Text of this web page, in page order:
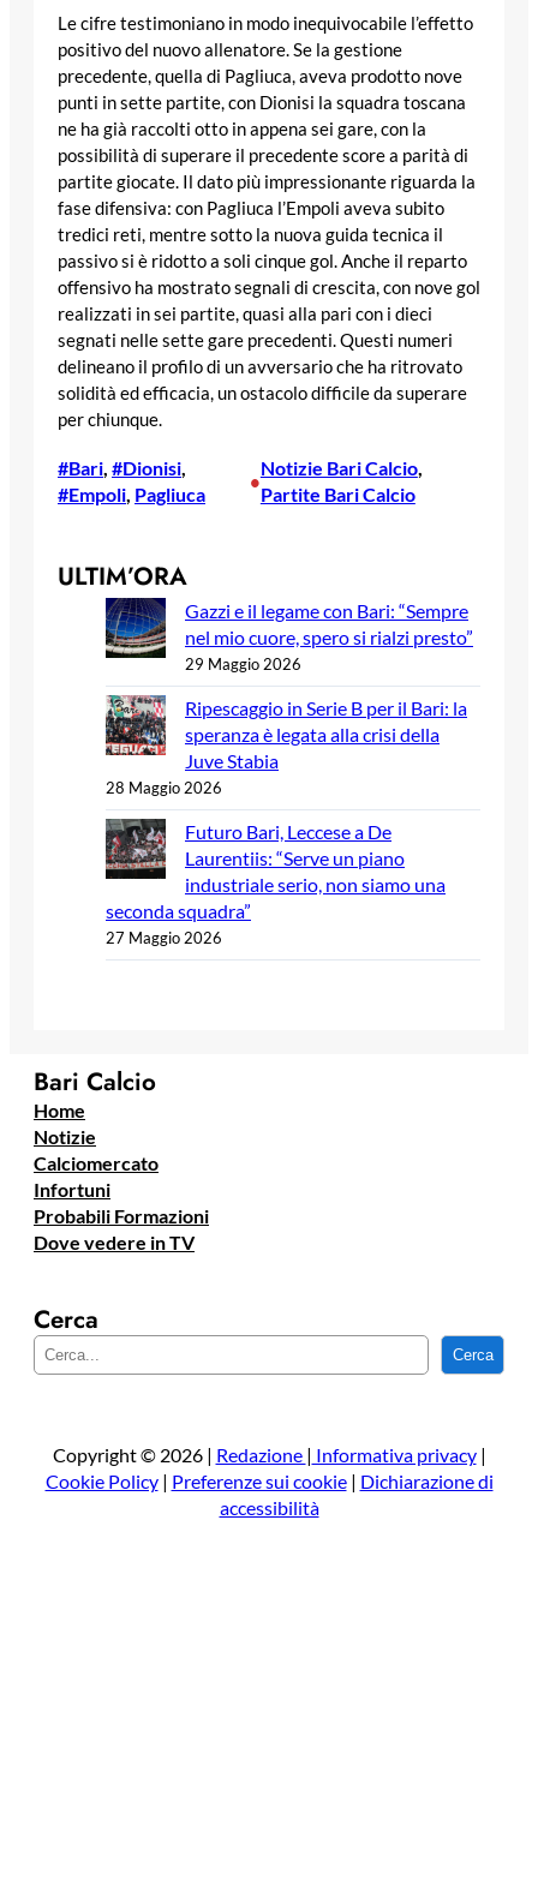
Le cifre testimoniano in modo inequivocabile l’effetto
positivo del nuovo allenatore. Se la gestione
precedente, quella di Pagliuca, aveva prodotto nove
punti in sette partite, con Dionisi la squadra toscana
ne ha già raccolti otto in appena sei gare, con la
possibilità di superare il precedente score a parità di
partite giocate. Il dato più impressionante riguarda la
fase difensiva: con Pagliuca l’Empoli aveva subito
tredici reti, mentre sotto la nuova guida tecnica il
passivo si è ridotto a soli cinque gol. Anche il reparto
offensivo ha mostrato segnali di crescita, con nove gol
realizzati in sei partite, quasi alla pari con i dieci
segnati nelle sette gare precedenti. Questi numeri
delineano il profilo di un avversario che ha ritrovato
solidità ed efficacia, un ostacolo difficile da superare
per chiunque.
#Bari, #Dionisi
#Empoli, Pagliuca
•
Notizie Bari Calcio
Partite Bari Calcio
ULTIM’ORA
Gazzi e il legame con Bari: “Sempre
nel mio cuore, spero si rialzi presto”
29 Maggio 2026
Ripescaggio in Serie B per il Bari: la
speranza è legata alla crisi della
Juve Stabia
28 Maggio 2026
Futuro Bari, Leccese a De
Laurentiis: “Serve un piano
industriale serio, non siamo una
seconda squadra”
27 Maggio 2026
Bari Calcio
Home
Notizie
Calciomercato
Infortuni
Probabili Formazioni
Dove vedere in TV
Cerca
e
a
Cerca
Copyright © 2026 | Redazione | Informativa privacy|
Cookie Policy| Preferenze sui cookie| Dichiarazione di
accessibilità